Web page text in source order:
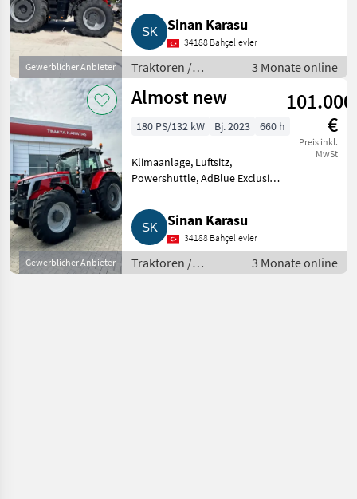
Gewerblicher Anbieter
Traktoren Standard Traktoren
Sinan Karasu
34188 Bahçelievler
Traktoren /
Standard
Traktoren
3 Monate online
Gewerblicher Anbieter
Almost new
101.000
€
Preis inkl.
MwSt
180 PS/132 kW Bj. 2023 660 h
Klimaanlage, Luftsitz,
Powershuttle, AdBlue Exclusive
condition. Traktoren Standard
TraktorenSinan Karasu
34188 Bahçelievler
Traktoren /
Standard
3 Monate online